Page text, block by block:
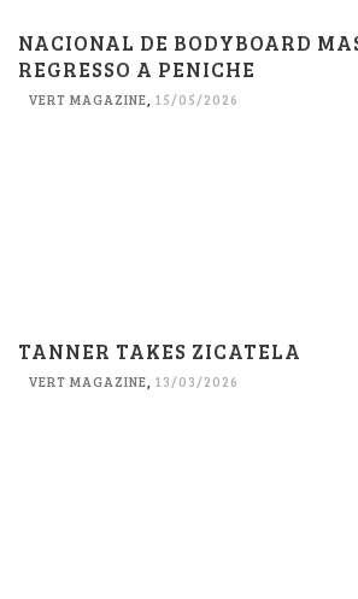
NACIONAL DE BODYBOARD
REGRESSO A PENICHE
VERT MAGAZINE 15/05/2026
TANNER TAKES ZICATELA
VERT MAGAZINE, 13/03/2026